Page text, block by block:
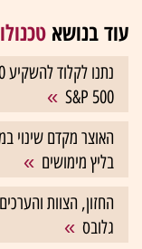
עוד בנושא
S&P 500
האוצר מקדם שינוי
בליץ מימושים
החזון, הצוות
גלובס